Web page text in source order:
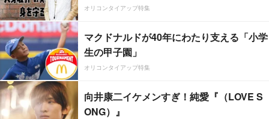
オリコンタイアップ特集
マクドナルドが40年にわたり支える「小学
生の甲子園」
オリコンタイアップ特集
向井康二イケメンすぎ！純愛『（LOVE S
ONG）』